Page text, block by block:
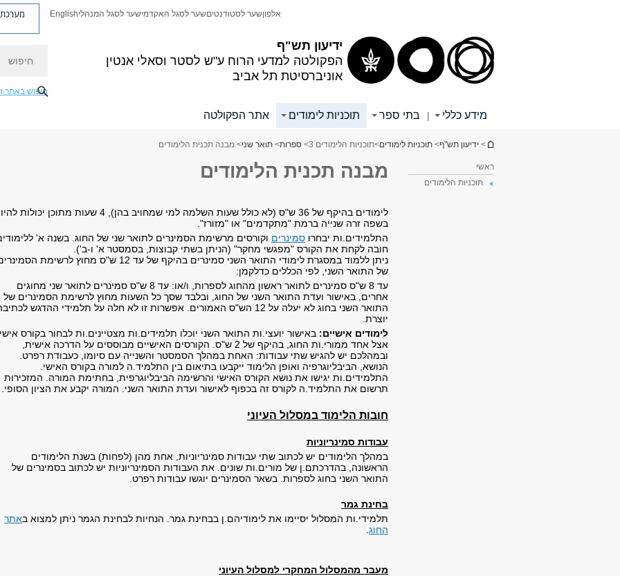
ידיעון תש"ף
הפקולטה למדעי הרוח ע"ש לסטר וסאלי אנטין
אוניברסיטת תל אביב
אלפוןשער לסטודנטיםשער לסגל האקדמישער לסגל המנהליEnglish מערכת
חיפוש באתר
מידע כללי | בתי ספר תוכניות לימודים אתר הפקולטה
הינך נמצא כאן
> ידיעון תש"ף> תוכניות לימודים>תוכניות הלימודים 3 > ספרות> תואר שני> מבנה תכנית הלימודים
ראשי
תוכניות הלימודים
מבנה תכנית הלימודים
לימודים בהיקף של 36 ש"ס (לא כולל שעות השלמה למי שמחויב בהן), 4 שעות מתוכן
בשפה זרה שנייה ברמת "מתקדמים" או "מזורז".
התלמידים.ות יבחרו סמינרים וקורסים מרשימת הסמינרים לתואר שני של החוג. בשנה א'
חובה לקחת את הקורס "מפגשי מחקר" (הניתן בשתי קבוצות, בסמסטר א' ו-ב').
ניתן ללמוד במסגרת לימודי התואר השני סמינרים בהיקף של עד 12 ש"ס מחוץ לרשימת
של התואר השני, לפי הכללים כדלקמן:
עד 8 ש"ס סמינרים לתואר ראשון מהחוג לספרות, ו/או: עד 8 ש"ס סמינרים לתואר שני מחוגים
אחרים, באישור ועדת התואר השני של החוג, ובלבד שסך כל השעות מחוץ לרשימת הסמינרים של
התואר השני בחוג לא יעלה על 12 הש"ס האמורים. אפשרות זו לא חלה על תלמידי ההדגש
יוצרת.
לימודים אישיים: באישור יועצי.ות התואר השני יוכלו תלמידים.ות מצטיינים.ות לבחור בקורס אישי
אצל אחד ממורי.ות החוג, בהיקף של 2 ש"ס. הקורסים האישיים מבוססים על הדרכה אישית,
ובמהלכם יש להגיש שתי עבודות: האחת במהלך הסמסטר והשנייה עם סיומו, כעבודת רפרט.
הנושא, הביבליוגרפיה ואופן הלימוד ייקבעו בתיאום בין התלמיד.ה למורה בקורס האישי.
התלמידים.ות יגישו את נושא הקורס האישי והרשימה הביבליוגרפית, בחתימת המורה. המזכירות
תרשום את התלמיד.ה לקורס זה בכפוף לאישור ועדת התואר השני. המורה יקבע את הציון הסופי.
חובות הלימוד במסלול העיוני
עבודות סמינריוניות
במהלך הלימודים יש לכתוב שתי עבודות סמינריוניות, אחת מהן (לפחות) בשנת הלימודים
הראשונה, בהדרכתם.ן של מורים.ות שונים. את העבודות הסמינריוניות יש לכתוב בסמינרים של
התואר השני בחוג לספרות. בשאר הסמינרים יוגשו עבודות רפרט.
בחינת גמר
תלמידי.ות המסלול יסיימו את לימודיהם.ן בבחינת גמר. הנחיות לבחינת הגמר ניתן למצוא באתר
החוג
מעבר מהמסלול המחקרי למסלול העיוני